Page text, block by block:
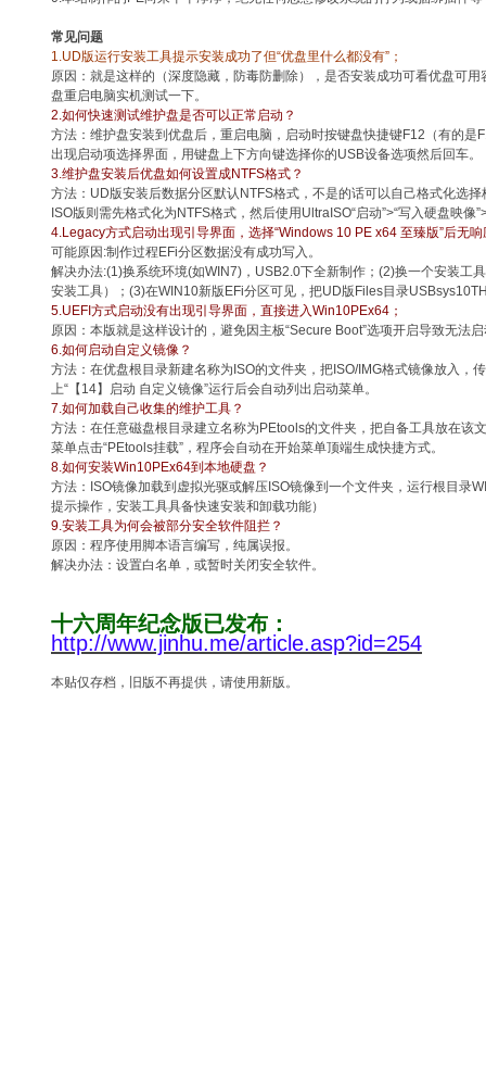
常见问题
1.UD版运行安装工具提示安装成功了但“优盘里什么都没有”；
原因：就是这样的（深度隐藏，防毒防删除），是否安装成功可看优盘可
盘重启电脑实机测试一下。
2.如何快速测试维护盘是否可以正常启动？
方法：维护盘安装到优盘后，重启电脑，启动时按键盘快捷键F12（有的是
出现启动项选择界面，用键盘上下方向键选择你的USB设备选项然后回车。
3.维护盘安装后优盘如何设置成NTFS格式？
方法：UD版安装后数据分区默认NTFS格式，不是的话可以自己格式化选
ISO版则需先格式化为NTFS格式，然后使用UltraISO“启动”>“写入硬盘映像
4.Legacy方式启动出现引导界面，选择“Windows 10 PE x64 至臻版”后无响
可能原因:制作过程EFi分区数据没有成功写入。
解决办法:(1)换系统环境(如WIN7)，USB2.0下全新制作；(2)换一个安装工
安装工具）；(3)在WIN10新版EFi分区可见，把UD版Files目录
5.UEFI方式启动没有出现引导界面，直接进入Win10PEx64；
原因：本版就是这样设计的，避免因主板“Secure Boot”选项开启导致无法
6.如何启动自定义镜像？
方法：在优盘根目录新建名称为ISO的文件夹，把ISO/IMG格式镜像放入，
上“【14】启动 自定义镜像”运行后会自动列出启动菜单。
7.如何加载自己收集的维护工具？
方法：在任意磁盘根目录建立名称为PEtools的文件夹，把自备工具放在该
菜单点击“PEtools挂载”，程序会自动在开始菜单顶端生成快捷方式。
8.如何安装Win10PEx64到本地硬盘？
方法：ISO镜像加载到虚拟光驱或解压ISO镜像到一个文件夹，运行根目录
提示操作，安装工具具备快速安装和卸载功能）
9.安装工具为何会被部分安全软件阻拦？
原因：程序使用脚本语言编写，纯属误报。
解决办法：设置白名单，或暂时关闭安全软件。
十六周年纪念版已发布：
http://www.jinhu.me/article.asp?id=254
本贴仅存档，旧版不再提供，请使用新版。